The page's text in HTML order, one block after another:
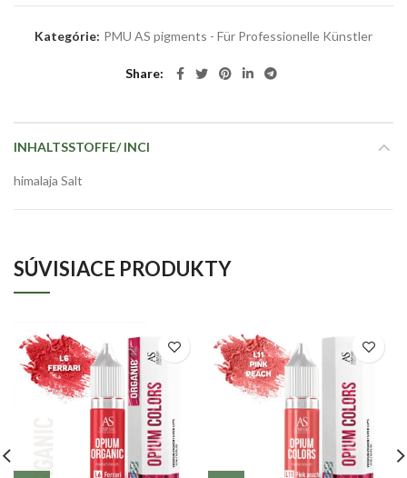
Kategórie: PMU AS pigments - Für Professionelle Künstler
Share
INHALTSSTOFFE/ INCI
himalaja Salt
SÚVISIACE PRODUKTY